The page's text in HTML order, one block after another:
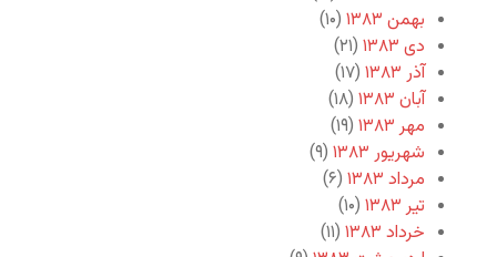
بهمن ۱۳۸۳
(۱۰)
دی ۱۳۸۳
(۲۱)
آذر ۱۳۸۳
(۱۷)
آبان ۱۳۸۳
(۱۸)
مهر ۱۳۸۳
(۱۹)
شهریور ۱۳۸۳
(۹)
مرداد ۱۳۸۳
(۶)
تیر ۱۳۸۳
(۱۰)
خرداد ۱۳۸۳
(۱۱)